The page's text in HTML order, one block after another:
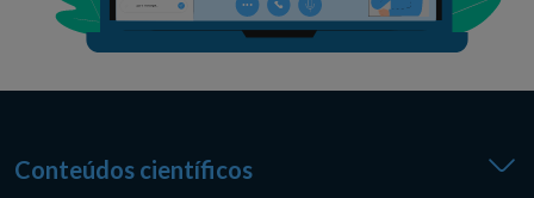
Conteúdos científicos